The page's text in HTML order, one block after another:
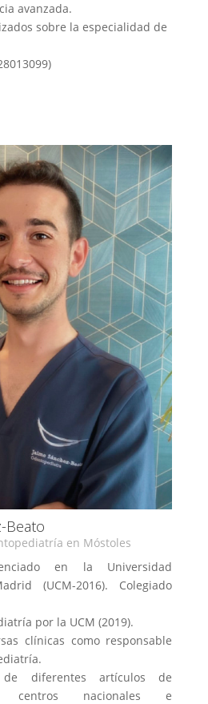
avanzada.
sobre la especialidad de
Beato
en Móstoles
en la Universidad
(UCM-2016). Colegiado
por la UCM (2019).
clínicas como responsable
diferentes artículos de
centros nacionales e